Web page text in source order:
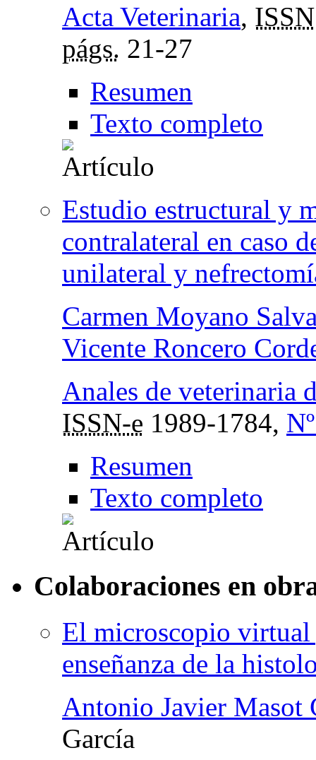
Acta Veterinaria, ISSN
págs. 21-27
Resumen
Texto completo
Estudio estructural y
contralateral en caso
unilateral y
Carmen Moyano
Vicente Roncero
Anales de veterinaria
ISSN-e 1989-1784,
Resumen
Texto completo
Colaboraciones en
El microscopio virtual
enseñanza de la
Antonio Javier Masot
García